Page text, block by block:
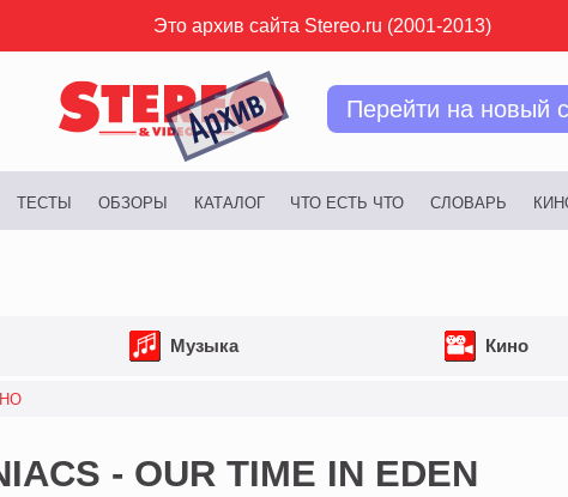
Это архив сайта Stereo.ru (2001-2013)
Перейти на новый
ТЕСТЫ ОБЗОРЫ КАТАЛОГ ЧТО ЕСТЬ ЧТО СЛОВАРЬ
Музыка Кино
- OUR TIME IN EDEN